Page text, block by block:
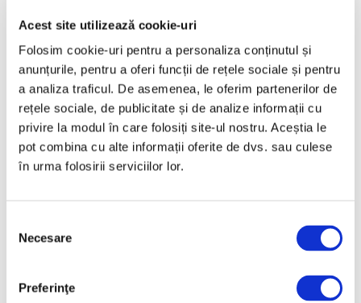
Acest site utilizează cookie-uri
Folosim cookie-uri pentru a personaliza conținutul și
anunțurile, pentru a oferi funcții de rețele sociale și pentru
a analiza traficul. De asemenea, le oferim partenerilor de
rețele sociale, de publicitate și de analize informații cu
privire la modul în care folosiți site-ul nostru. Aceștia le
pot combina cu alte informații oferite de dvs. sau culese
în urma folosirii serviciilor lor.
consimțământului
Necesare
Preferinţe
Februarie 2025
Ianuarie 2025
Decembrie 2024
Octombrie 2024
Iulie 2024
Mai 2024